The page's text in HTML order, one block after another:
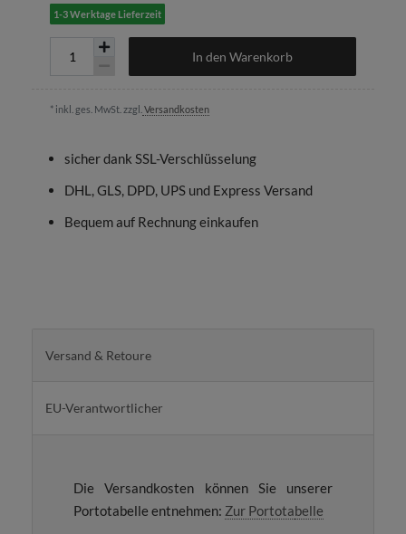
1-3 Werktage Lieferzeit
In den Warenkorb
* inkl. ges. MwSt. zzgl. Versandkosten
sicher dank SSL-Verschlüsselung
DHL, GLS, DPD, UPS und Express Versand
Bequem auf Rechnung einkaufen
Versand & Retoure
EU-Verantwortlicher
Die Versandkosten können Sie unserer
Portotabelle entnehmen: Zur Portotabelle